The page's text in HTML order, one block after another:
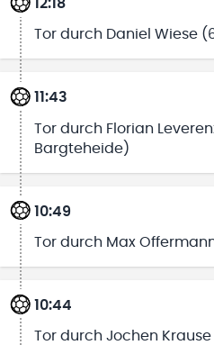
12:18
Tor durch Daniel Wiese
11:43
Tor durch Florian
Bargteheide)
10:49
Tor durch Max
10:44
Tor durch Jochen Krause